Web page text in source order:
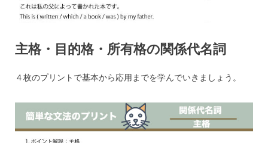
主格・目的格・所有格の関係代名詞
４枚のプリントで基本から応用までを学んでいきましょう。